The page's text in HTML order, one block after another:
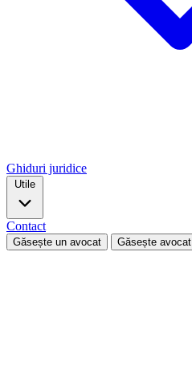
Ghiduri juridice
Utile
Contact
Găsește un avocat Găsește avocat